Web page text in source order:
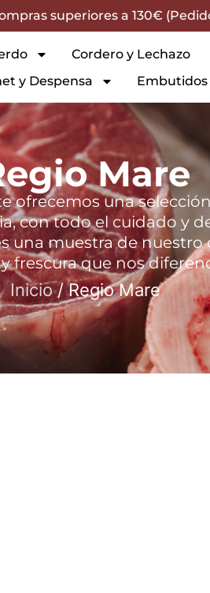
superiores a 130€
Cordero y Lechazo
y Despensa
Embutidos
Mare
ofrecemos una
con todo el cuidado y
una muestra de
frescura que nos
Inicio/ Regio Mare